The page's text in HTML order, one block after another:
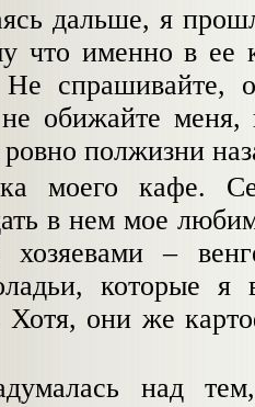
дальше, я
что именно в ее
спрашивайте,
обижайте
полжизни
моего кафе.
в нем мое
хозяевами –
которые я
они же
над